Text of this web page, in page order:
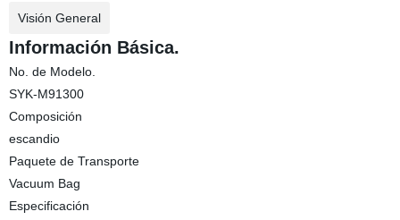
Visión General
Información Básica.
No. de Modelo.
SYK-M91300
Composición
escandio
Paquete de Transporte
Vacuum Bag
Especificación